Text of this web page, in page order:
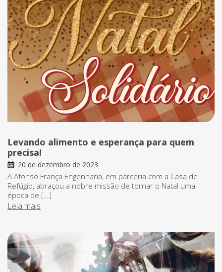
Levando alimento e esperança para quem
precisa!
20 de dezembro de 2023
A Afonso França Engenharia, em parceria com a Casa de
Refúgio, abraçou a nobre missão de tornar o Natal uma
época de […]
Leia mais